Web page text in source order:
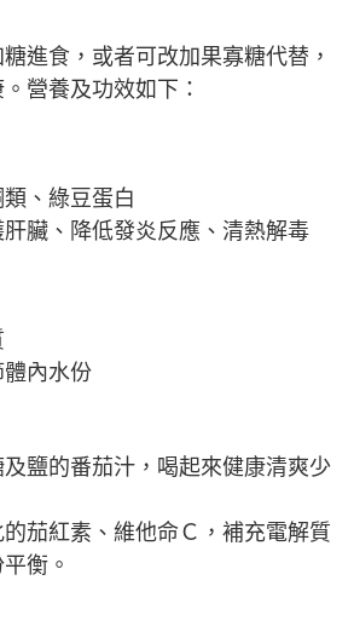
進食，或者可改加果寡糖代替，
營養及功效如下：
、綠豆蛋白
臟、降低發炎反應、清熱解毒
內水份
鹽的番茄汁，喝起來健康清爽少
茄紅素、維他命Ｃ，補充電解質
衡。